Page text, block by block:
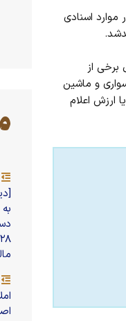
اسنادی
ماده (۱) قانون نحوه وصول برخی از
و غیرسواری و ماشین
ارزش اعلام